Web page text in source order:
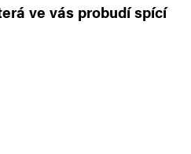
ve vás probudí spící